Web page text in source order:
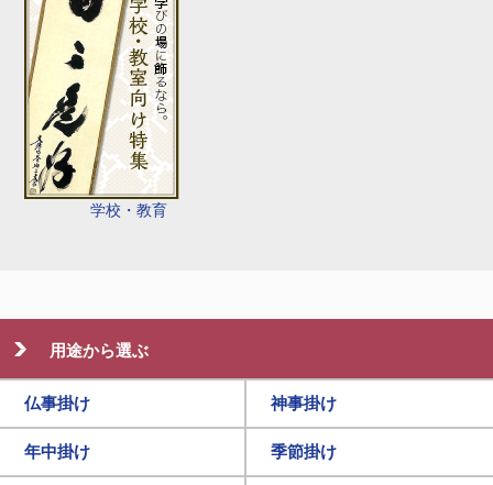
学校・教育
用途から選ぶ
仏事掛け 神事掛け
年中掛け 季節掛け